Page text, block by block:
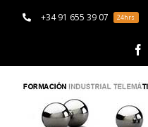
+34 91 655 39 07 24hrs